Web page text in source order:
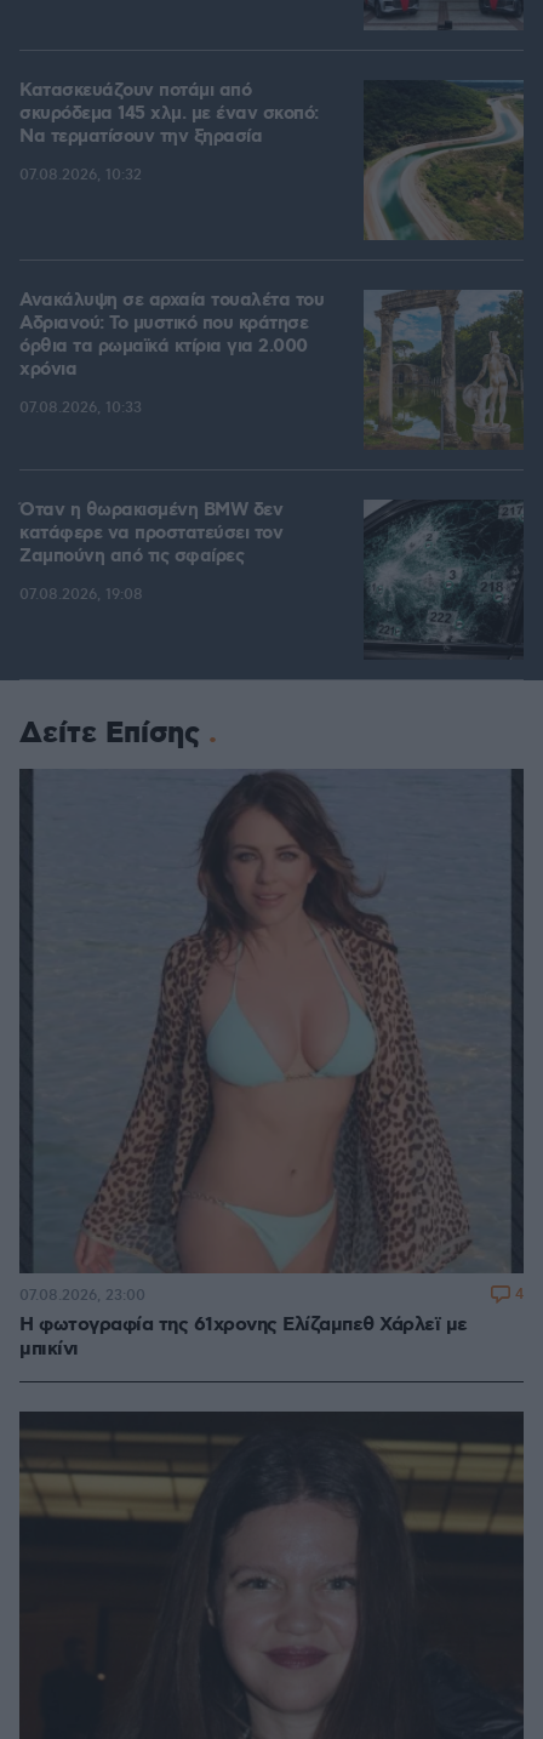
Κατασκευάζουν ποτάμι από
σκυρόδεμα 145 χλμ. με έναν σκοπό:
Να τερματίσουν την ξηρασία
07.08.2026, 10:32
Ανακάλυψη σε αρχαία τουαλέτα του
Αδριανού: Το μυστικό που κράτησε
όρθια τα ρωμαϊκά κτίρια για 2.000
χρόνια
07.08.2026, 10:33
Όταν η θωρακισμένη BMW δεν
κατάφερε να προστατεύσει τον
Ζαμπούνη από τις σφαίρες
07.08.2026, 19:08
Δείτε Επίσης
Η φωτογραφία της 61χρονης Ελίζαμπεθ Χάρλεϊ με
μπικίνι
07.08.2026, 23:00 4